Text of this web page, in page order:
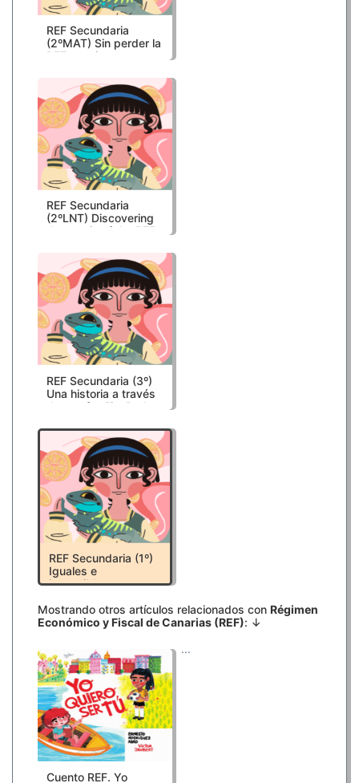
REF Secundaria
(2ºMAT) Sin perder la
REFerencia
REF Secundaria
(2ºLNT) Discovering
the magic of the REF
REF Secundaria (3º)
Una historia a través
de una familia. De los
REF Secundaria (1º)
Iguales e
irrepetibles:
magia de nuestras
diferencias
Mostrando otros artículos relacionados conRégimen
Económico y Fiscal de Canarias (REF): ↓
Cuento REF. Yo
...